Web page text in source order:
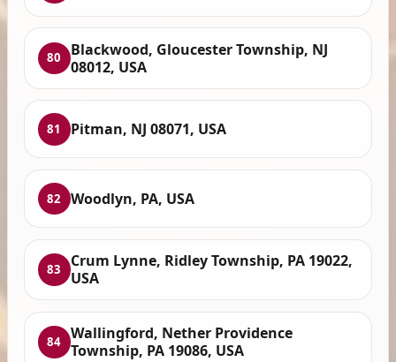
80
Blackwood, Gloucester Township, NJ
08012, USA
81 Pitman, NJ 08071, USA
82 Woodlyn, PA, USA
83
Crum Lynne, Ridley Township, PA 19022,
USA
84 Wallingford, Nether Providence
Township, PA 19086, USA